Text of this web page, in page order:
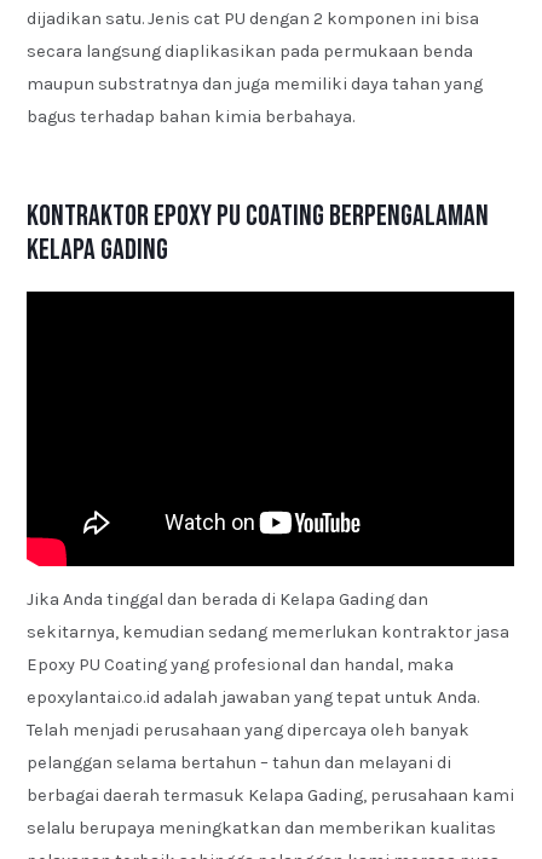
dijadikan satu. Jenis cat PU dengan 2 komponen ini bisa
secara langsung diaplikasikan pada permukaan benda
maupun substratnya dan juga memiliki daya tahan yang
bagus terhadap bahan kimia berbahaya.
Kontraktor Epoxy PU Coating Berpengalaman
Kelapa Gading
Jika Anda tinggal dan berada di Kelapa Gading dan
sekitarnya, kemudian sedang memerlukan kontraktor jasa
Epoxy PU Coating yang profesional dan handal, maka
epoxylantai.co.id adalah jawaban yang tepat untuk Anda.
Telah menjadi perusahaan yang dipercaya oleh banyak
pelanggan selama bertahun – tahun dan melayani di
berbagai daerah termasuk Kelapa Gading, perusahaan kami
selalu berupaya meningkatkan dan memberikan kualitas